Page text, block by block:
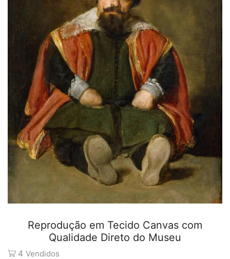
Reprodução em Tecido Canvas com
Qualidade Direto do Museu
4 Vendidos